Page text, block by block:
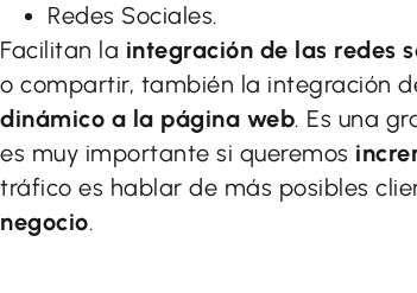
Redes Sociales.
Facilitan la integración de las redes
o compartir, también la integración
dinámico a la página web. Es una
es muy importante si queremos
tráfico es hablar de más posibles
negocio.